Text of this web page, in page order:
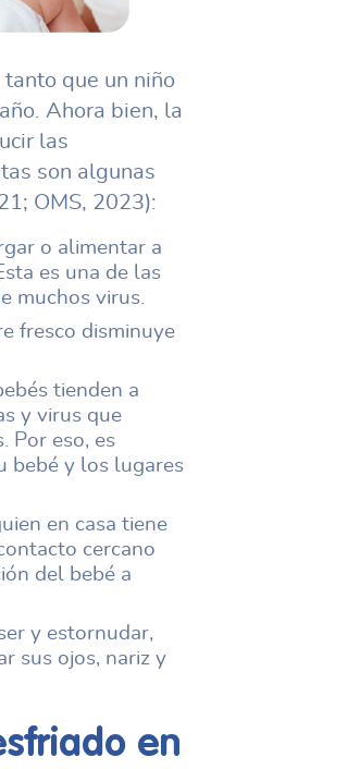
que un niño
Ahora bien, la
las
son algunas
OMS, 2023):
o alimentar a
es una de las
muchos virus.
fresco disminuye
tienden a
y virus que
Por eso, es
bebé y los lugares
en casa tiene
cercano
del bebé a
y estornudar,
sus ojos, nariz y
en